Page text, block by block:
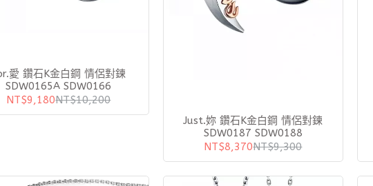
K金白鋼 情侶對鍊
SDW0165A SDW0166
NT$9,180NT$10,200
Just.妳 鑽石K金白鋼 情侶對鍊
SDW0187 SDW0188
NT$8,370NT$9,300